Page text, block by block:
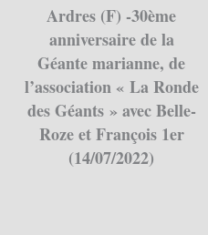
Ardres (F) -30ème
anniversaire de la
Géante marianne, de
l’association « La Ronde
des Géants » avec Belle-
Roze et François 1er
(14/07/2022)